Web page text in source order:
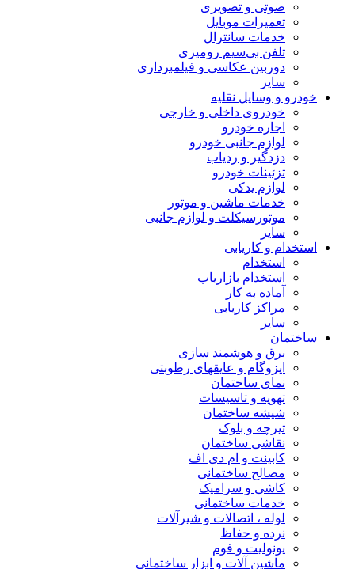
صوتی و تصویری
تعمیرات موبایل
خدمات سانترال
تلفن بی‌سیم رومیزی
دوربین عکاسی و فیلمبرداری
سایر
خودرو و وسایل نقلیه
خودروی داخلی و خارجی
اجاره خودرو
لوازم جانبی خودرو
دزدگیر و ردیاب
تزئینات خودرو
لوازم یدکی
خدمات ماشین و موتور
موتورسیکلت و لوازم جانبی
سایر
استخدام و کاریابی
استخدام
استخدام بازاریاب
آماده به کار
مراکز کاریابی
سایر
ساختمان
برق و هوشمند سازی
ایزوگام و عایقهای رطوبتی
نمای ساختمان
تهویه و تاسیسات
شیشه ساختمان
تیرچه و بلوک
نقاشی ساختمان
کابینت و ام دی اف
مصالح ساختمانی
کاشی و سرامیک
خدمات ساختمانی
لوله ، اتصالات و شیرآلات
نرده و حفاظ
یونولیت و فوم
ماشین آلات و ابزار ساختمانی